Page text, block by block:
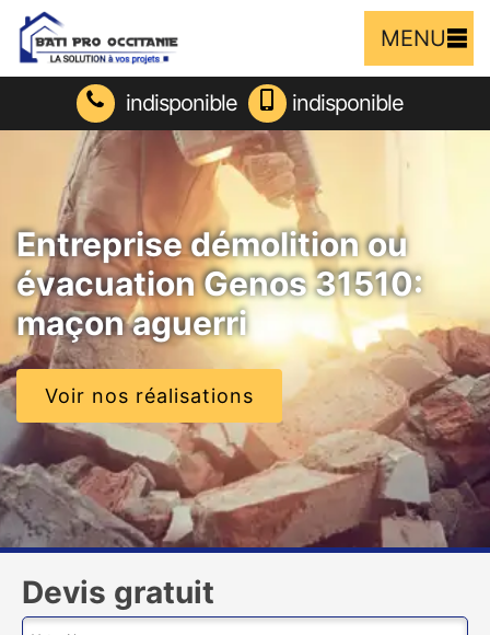
MENU
indisponible indisponible
Entreprise démolition ou
évacuation Genos 31510:
maçon aguerri
Voir nos réalisations
Devis gratuit